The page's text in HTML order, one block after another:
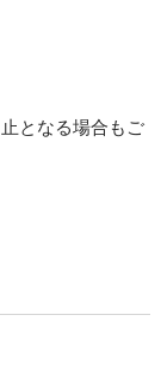
となる場合もご